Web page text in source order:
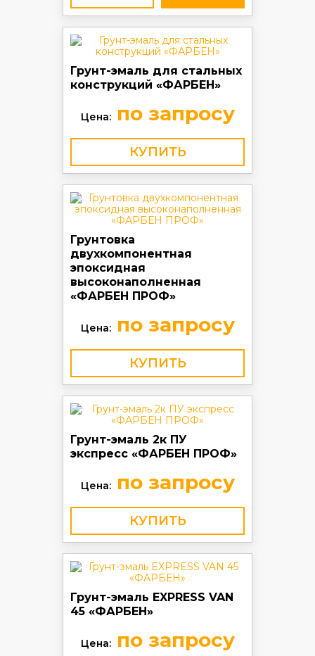
Грунт-эмаль для стальных
конструкций «ФАРБЕН»
Цена:по запросу
КУПИТЬ
Грунтовка
двухкомпонентная
эпоксидная
высоконаполненная
«ФАРБЕН ПРОФ»
Цена:по запросу
КУПИТЬ
Грунт-эмаль 2к ПУ
экспресс «ФАРБЕН ПРОФ»
Цена:по запросу
КУПИТЬ
Грунт-эмаль EXPRESS VAN
45 «ФАРБЕН»
Цена:по запросу